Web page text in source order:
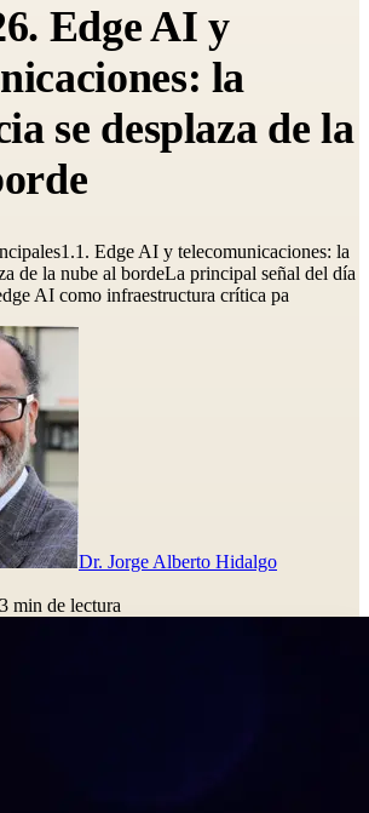
Edge AI y
la
se desplaza de la
Edge AI y telecomunicaciones: la
de la nube al bordeLa principal señal del día
AI como infraestructura crítica pa
Dr. Jorge Alberto Hidalgo
3 min de lectura